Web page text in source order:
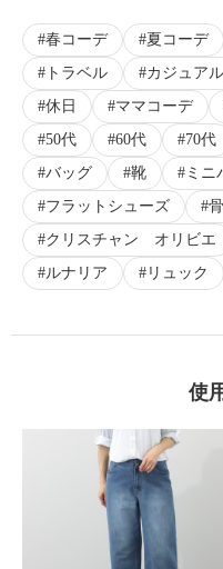
春コーデ 夏コーデ
トラベル
カジュアル
休日
ママコーデ
50代
60代 70代
バッグ
靴 ミニ
フラットシューズ
クリスチャン オリビエ
ルナリア
リュック
使